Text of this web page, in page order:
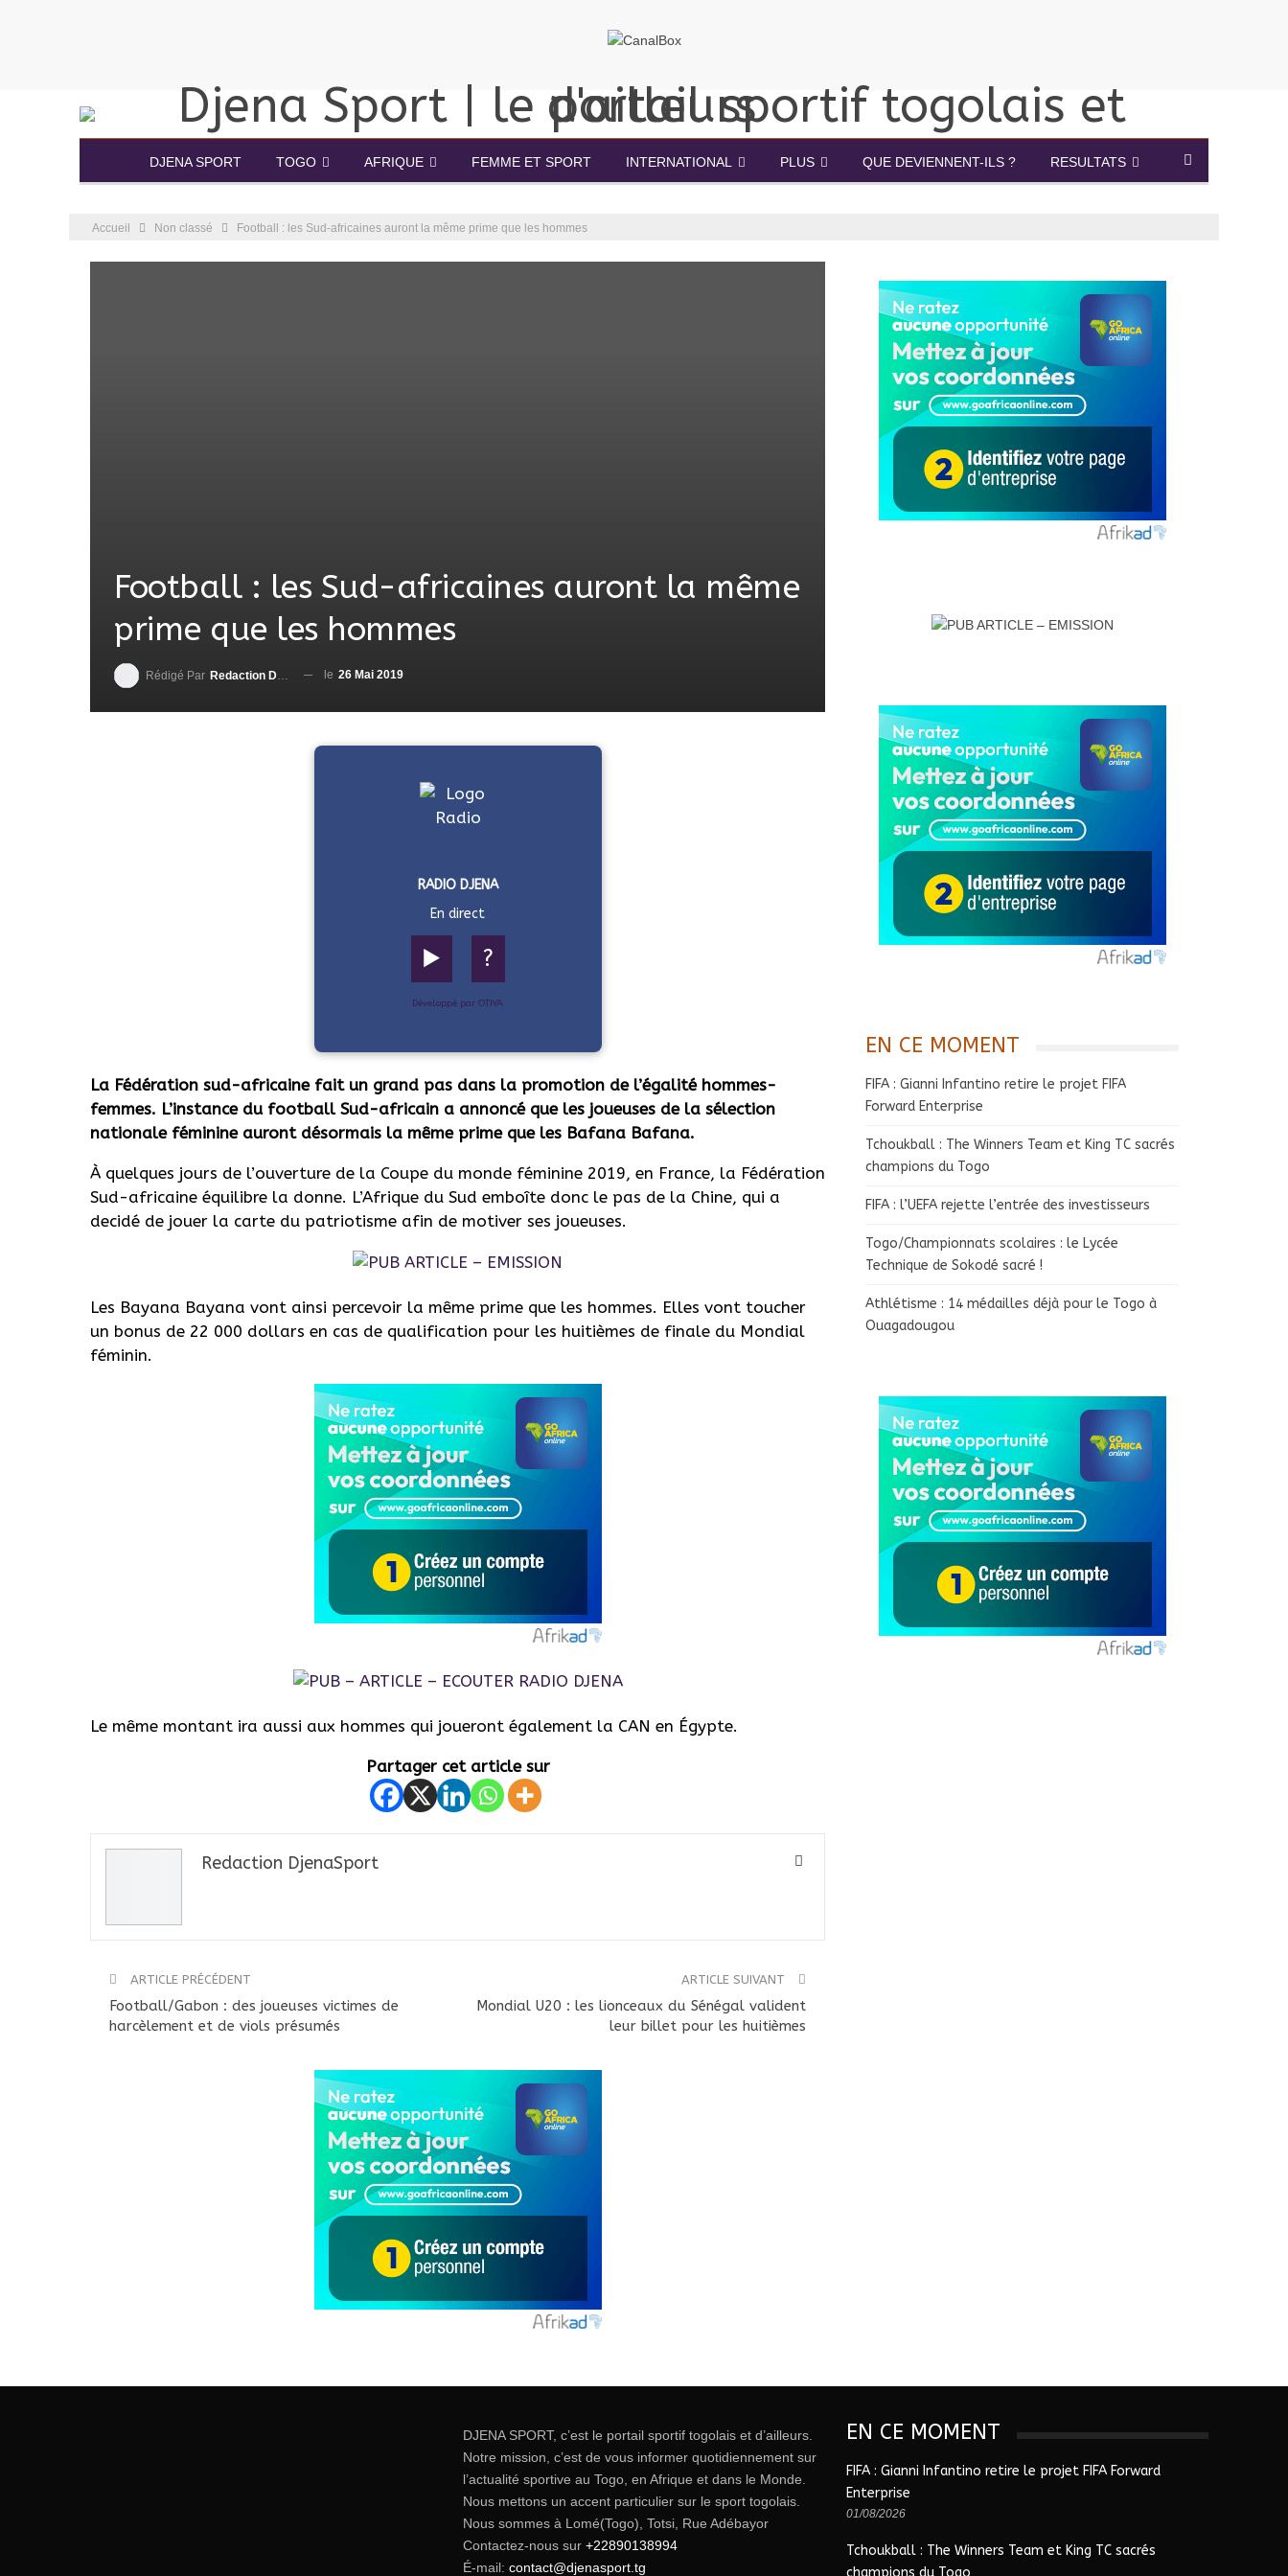
DJENA SPORT TOGO AFRIQUE FEMME ET SPORT INTERNATIONAL PLUS QUE DEVIENNENT-ILS ? RESULTATS
Accueil Non classé Football : les Sud-africaines auront la même prime que les hommes
Football : les Sud-africaines auront la même
prime que les hommes
Rédigé Par Redaction DjenaSport le 26 Mai 2019
RADIO DJENA
En direct
▶️ ?
Développé par OTIYA
La Fédération sud-africaine fait un grand pas dans la promotion de l’égalité hommes-
femmes. L’instance du football Sud-africain a annoncé que les joueuses de la sélection
nationale féminine auront désormais la même prime que les Bafana Bafana.
À quelques jours de l’ouverture de la Coupe du monde féminine 2019, en France, la Fédération
Sud-africaine équilibre la donne. L’Afrique du Sud emboîte donc le pas de la Chine, qui a
decidé de jouer la carte du patriotisme afin de motiver ses joueuses.
Les Bayana Bayana vont ainsi percevoir la même prime que les hommes. Elles vont toucher
un bonus de 22 000 dollars en cas de qualification pour les huitièmes de finale du Mondial
féminin.
Le même montant ira aussi aux hommes qui joueront également la CAN en Égypte.
Partager cet article sur
Redaction DjenaSport
ARTICLE PRÉCÉDENT
Football/Gabon : des joueuses victimes de
harcèlement et de viols présumés
ARTICLE SUIVANT
Mondial U20 : les lionceaux du Sénégal valident
leur billet pour les huitièmes
EN CE MOMENT
FIFA : Gianni Infantino retire le projet FIFA
Forward Enterprise
Tchoukball : The Winners Team et King TC sacrés
champions du Togo
FIFA : l’UEFA rejette l’entrée des investisseurs
Togo/Championnats scolaires : le Lycée
Technique de Sokodé sacré !
Athlétisme : 14 médailles déjà pour le Togo à
Ouagadougou
DJENA SPORT, c’est le portail sportif togolais et d’ailleurs.
Notre mission, c’est de vous informer quotidiennement sur
l’actualité sportive au Togo, en Afrique et dans le Monde.
Nous mettons un accent particulier sur le sport togolais.
Nous sommes à Lomé(Togo), Totsi, Rue Adébayor
Contactez-nous sur +22890138994
É-mail: contact@djenasport.tg
EN CE MOMENT
FIFA : Gianni Infantino retire le projet FIFA Forward
Enterprise
01/08/2026
Tchoukball : The Winners Team et King TC sacrés